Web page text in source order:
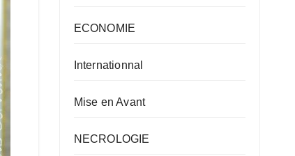
ECONOMIE
Internationnal
Mise en Avant
NECROLOGIE